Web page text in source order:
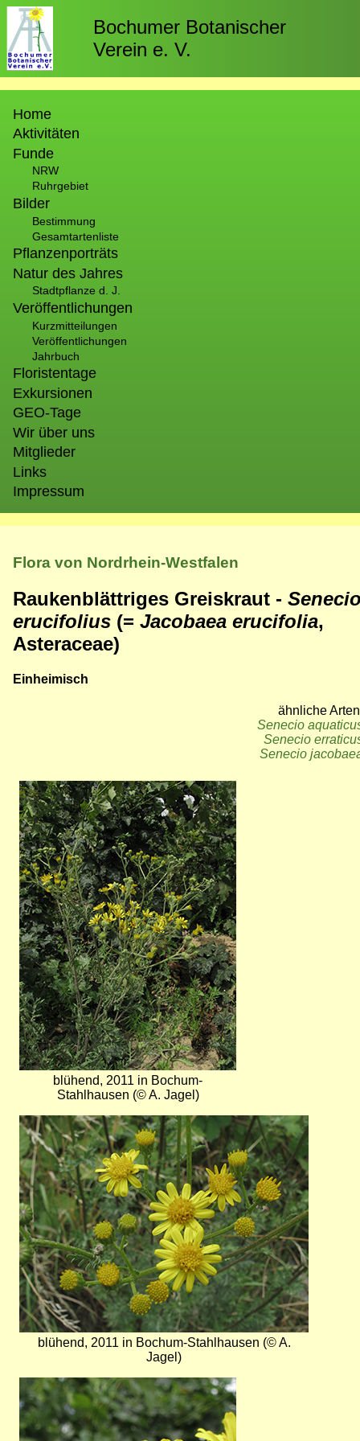
Direkt
zum
Inhalt
Bochumer Botanischer
Verein e. V.
Home
Aktivitäten
Funde
NRW
Ruhrgebiet
Bilder
Bestimmung
Gesamtartenliste
Pflanzenporträts
Natur des Jahres
Stadtpflanze d. J.
Veröffentlichungen
Kurzmitteilungen
Veröffentlichungen
Jahrbuch
Floristentage
Exkursionen
GEO-Tage
Wir über uns
Mitglieder
Links
Impressum
Flora von Nordrhein-Westfalen
Raukenblättriges Greiskraut -
erucifolius (= Jacobaea erucifolia,
Asteraceae)
Einheimisch
ähnliche
Senecio
Senecio
Senecio
Bild
blühend, 2011 in Bochum-
Stahlhausen (© A. Jagel)
Bild
blühend, 2011 in Bochum-Stahlhausen (© A.
Jagel)
Bild